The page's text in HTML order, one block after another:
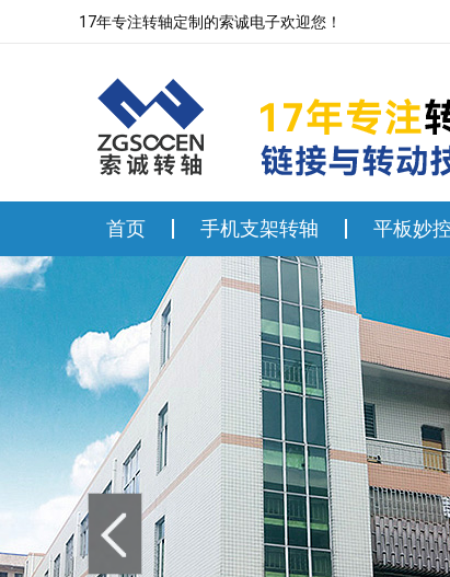
17年专注转轴定制的索诚电子欢迎您！
首页 手机支架转轴 平板妙